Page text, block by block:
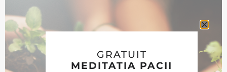
GRATUIT
MEDITATIA PACII